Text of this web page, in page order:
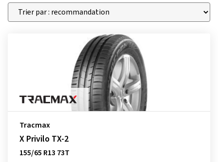
Tracmax
X Privilo TX-2
155/65 R13 73T